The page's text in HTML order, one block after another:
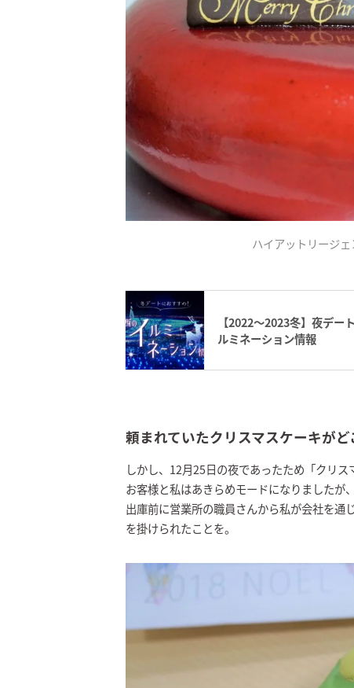
ハイアットリージ
【2022～2023冬】夜デー
ルミネーション情報
頼まれていたクリスマスケーキが
しかし、12月25日の夜であったため「クリス
お客様と私はあきらめモードになりましたが
出庫前に営業所の職員さんから私が会社を通
を掛けられたことを。